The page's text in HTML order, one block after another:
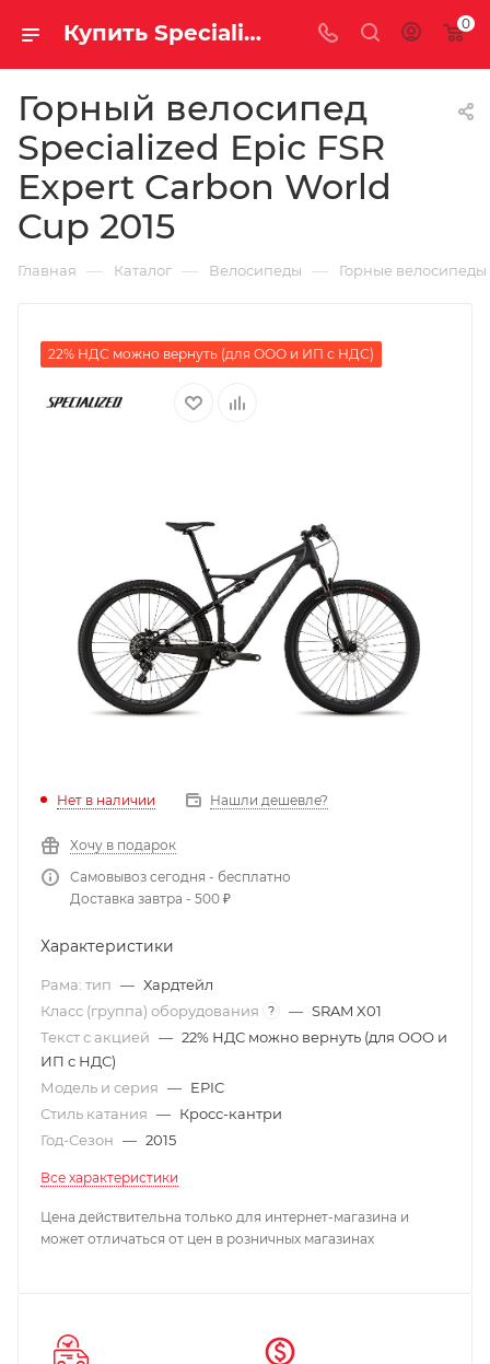
Купить Specialized Epic FSR Expert Carbon World Cup 2015 за рублей, а со скидкой 0
Горный велосипед
Specialized Epic FSR
Expert Carbon World
Cup 2015
Главная — Каталог — Велосипеды — Горные велосипеды
22% НДС можно вернуть (для ООО и ИП с НДС)
Нет в наличии Нашли дешевле?
Хочу в подарок
Самовывоз сегодня - бесплатно
Доставка завтра - 500 ₽
Характеристики
Рама: тип — Хардтейл
Класс (группа) оборудования
? — SRAM X01
Текст с акцией — 22% НДС можно вернуть (для ООО и
ИП с НДС)
Модель и серия — EPIC
Стиль катания — Кросс-кантри
Год-Сезон — 2015
Все характеристики
Цена действительна только для интернет-магазина и
может отличаться от цен в розничных магазинах